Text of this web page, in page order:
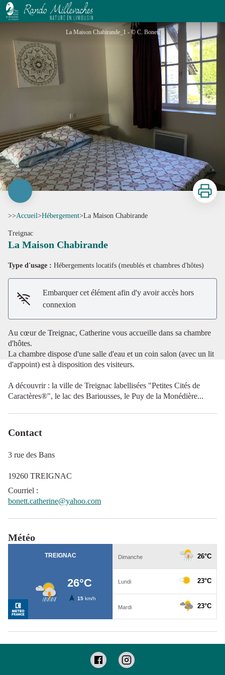
La Maison Chabirande
La Maison Chabirande_1 - © C. Bonett
Voir l'image en plein écran
Imprimer
>>Accueil>Hébergement>La Maison Chabirande
Treignac
La Maison Chabirande
Type d'usage : Hébergements locatifs (meublés et chambres d'hôtes)
Embarquer cet élément afin d'y avoir accès hors
connexion
Au cœur de Treignac, Catherine vous accueille dans sa chambre
d'hôtes.
La chambre dispose d'une salle d'eau et un coin salon (avec un lit
d'appoint) est à disposition des visiteurs.
A découvrir : la ville de Treignac labellisées "Petites Cités de
Caractères®", le lac des Bariousses, le Puy de la Monédière...
Contact
3 rue des Bans
19260 TREIGNAC
Courriel :
bonett.catherine@yahoo.com
Météo